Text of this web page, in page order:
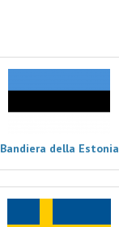
Bandiera della Estonia